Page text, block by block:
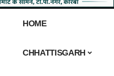
HOME
CHHATTISGARH